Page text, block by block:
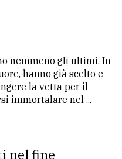
nemmeno gli ultimi. In
hanno già scelto e
la vetta per il
immortalare nel ...
nel fine